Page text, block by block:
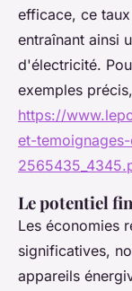
efficace, ce
entraînant ainsi
d'électricité.
exemples
https://
et-
Le potentiel
Les économies
significatives,
appareils